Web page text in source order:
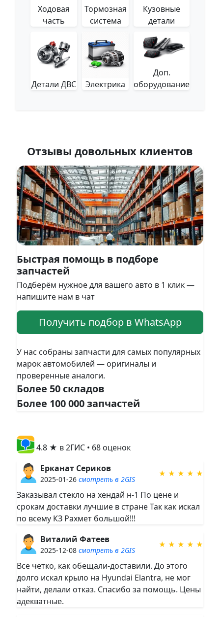
Ходовая
часть
Тормозная
система
Кузовные
детали
Детали ДВС Электрика
Доп.
оборудование
Отзывы довольных клиентов
Быстрая помощь в подборе
запчастей
Подберём нужное для вашего авто в 1 клик —
напишите нам в чат
Получить подбор в WhatsApp
У нас собраны запчасти для самых популярных
марок автомобилей — оригиналы и
проверенные аналоги.
Более 50 складов
Более 100 000 запчастей
4.8 ★ в 2ГИС • 68 оценок
Ерканат Сериков
2025-01-26смотреть в 2GIS
★ ★ ★ ★ ★
Заказывал стекло на хендай н-1 По цене и
срокам доставки лучшие в стране Так как искал
по всему КЗ Рахмет большой!!!
Виталий Фатеев
2025-12-08смотреть в 2GIS
★ ★ ★ ★ ★
Все четко, как обещали-доставили. До этого
долго искал крыло на Hyundai Elantra, не мог
найти, делали отказ. Спасибо за помощь. Цены
адекватные.